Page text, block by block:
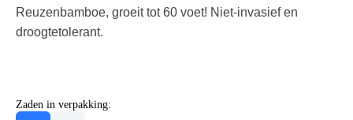
Reuzenbamboe, groeit tot 60 voet! Niet-invasief en
droogtetolerant.
Zaden in verpakking: